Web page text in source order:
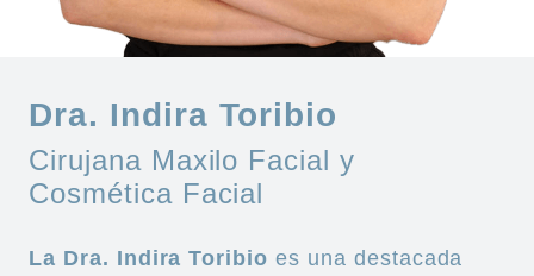
Dra. Indira Toribio
Cirujana Maxilo Facial y
Cosmética Facial
La Dra. Indira Toribio es una destacada